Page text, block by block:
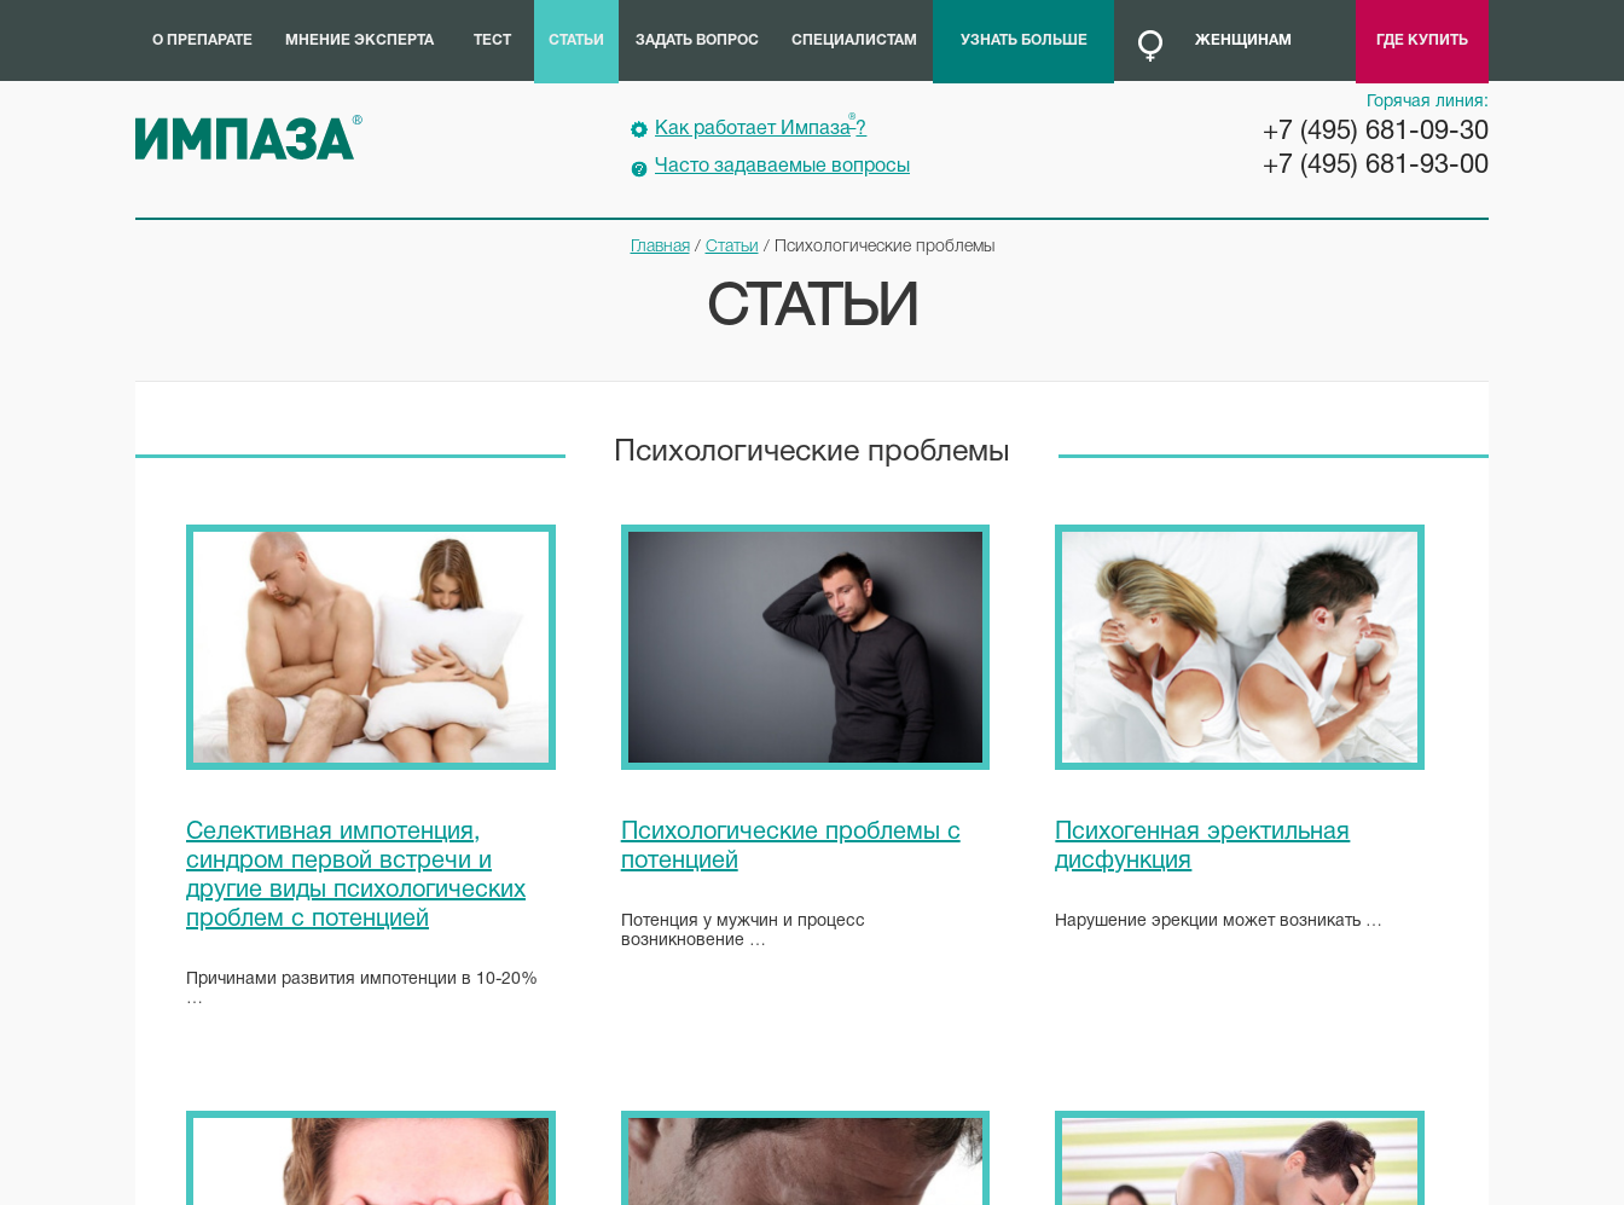
О ПРЕПАРАТЕ МНЕНИЕ ЭКСПЕРТА ТЕСТ СТАТЬИ ЗАДАТЬ ВОПРОС СПЕЦИАЛИСТАМ УЗНАТЬ БОЛЬШЕ ЖЕНЩИНАМ ГДЕ КУПИТЬ
Как работает Импаза®?
Часто задаваемые вопросы
Горячая линия:
+7 (495) 681-09-30
+7 (495) 681-93-00
Главная / Статьи / Психологические проблемы
СТАТЬИ
Психологические проблемы
виды психологических
проблем с потенцией
ЧИТАТЬ ПОЛНОСТЬЮ
Селективная импотенция,
синдром первой встречи и
другие виды психологических
проблем с потенцией
Причинами развития импотенции в 10-20%
…
Потенция у мужчин и процесс
сложный механизм, …
ЧИТАТЬ ПОЛНОСТЬЮ
Психологические проблемы с
потенцией
Потенция у мужчин и процесс
возникновение …
дисфункция
возникать вследствие нервного
расстройства. Психогенная…
ЧИТАТЬ ПОЛНОСТЬЮ
Психогенная эректильная
дисфункция
Нарушение эрекции может возникать …
Неврологические
причины импотенции
Эректильная дисфункция может
возникать в результате
неврологических нарушений. …
Как избавиться от
психологической
импотенции
Психологическая эректильная
дисфункция (импотенция) –
Импотенция
физиологическая или
психологическая – как
отличить?
На мужскую потенцию влияет
целый ряд факторов: образ жизни,
питание, регулярность …